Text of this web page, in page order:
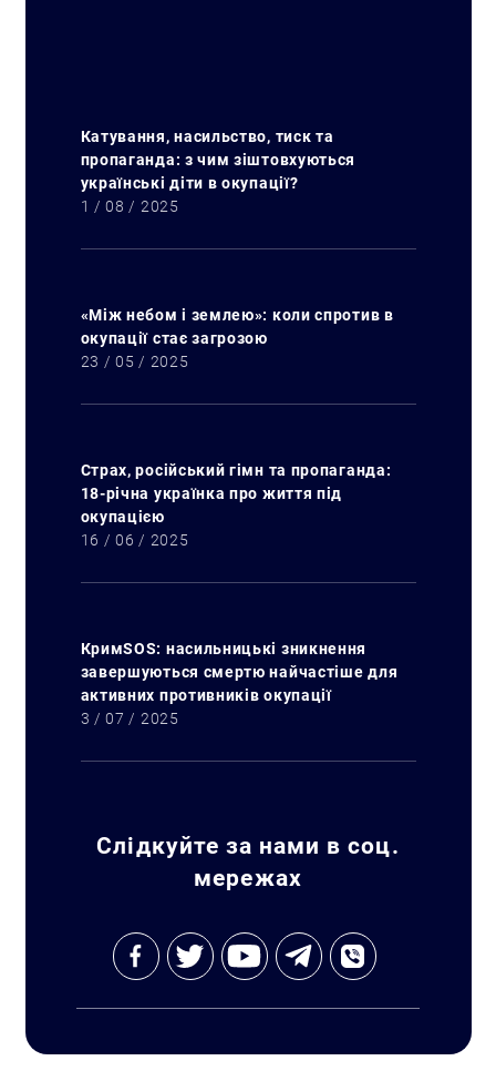
Катування, насильство, тиск та
пропаганда: з чим зіштовхуються
українські діти в окупації?
1 / 08 / 2025
«Між небом і землею»: коли спротив в
окупації стає загрозою
23 / 05 / 2025
Страх, російський гімн та пропаганда:
18-річна українка про життя під
окупацією
16 / 06 / 2025
КримSOS: насильницькі зникнення
завершуються смертю найчастіше для
активних противників окупації
3 / 07 / 2025
Слідкуйте за нами в соц.
мережах